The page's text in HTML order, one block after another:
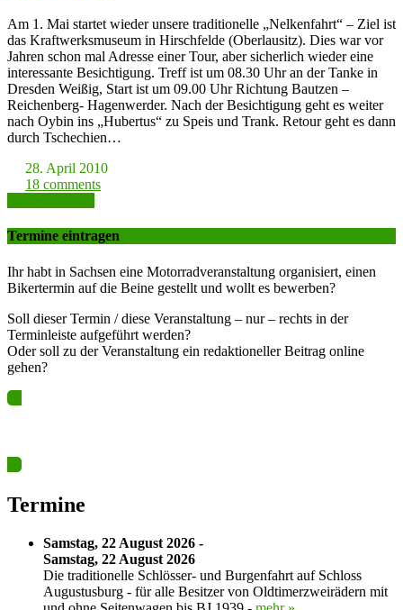
Am 1. Mai startet wieder unsere traditionelle „Nelkenfahrt“ – Ziel ist
das Kraftwerksmuseum in Hirschfelde (Oberlausitz). Dies war vor
Jahren schon mal Adresse einer Tour, aber sicherlich wieder eine
interessante Besichtigung. Treff ist um 08.30 Uhr an der Tanke in
Dresden Weißig, Start ist um 09.00 Uhr Richtung Bautzen –
Reichenberg- Hagenwerder. Nach der Besichtigung geht es weiter
nach Oybin ins „Hubertus“ zu Speis und Trank. Retour geht es dann
durch Tschechien…
28. April 2010
18 comments
Termine eintragen
Ihr habt in Sachsen eine Motorradveranstaltung organisiert, einen
Bikertermin auf die Beine gestellt und wollt es bewerben?
Soll dieser Termin / diese Veranstaltung – nur – rechts in der
Terminleiste aufgeführt werden?
Oder soll zu der Veranstaltung ein redaktioneller Beitrag online
gehen?
Termine
Samstag, 22 August 2026 -
Samstag, 22 August 2026
Die traditionelle Schlösser- und Burgenfahrt auf Schloss
Augustusburg - für alle Besitzer von Oldtimerzweirädern mit